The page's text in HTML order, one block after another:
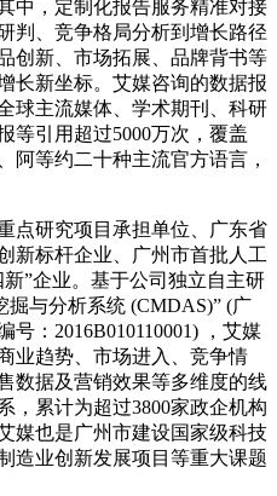
中，定制化报告服务精准对接
判、竞争格局分析到增长路径
创新、市场拓展、品牌背书等
长新坐标。艾媒咨询的数据报
球主流媒体、学术期刊、科研
等引用超过5000万次，覆盖
阿等约二十种主流官方语言，
点研究项目承担单位、广东省
新标杆企业、广州市首批人工
”企业。基于公司独立自主研
掘与分析系统 (CMDAS)” (广
：2016B010110001) ，艾媒
业趋势、市场进入、竞争情
数据及营销效果等多维度的线
，累计为超过3800家政企机构
媒也是广州市建设国家级科技
造业创新发展项目等重大课题